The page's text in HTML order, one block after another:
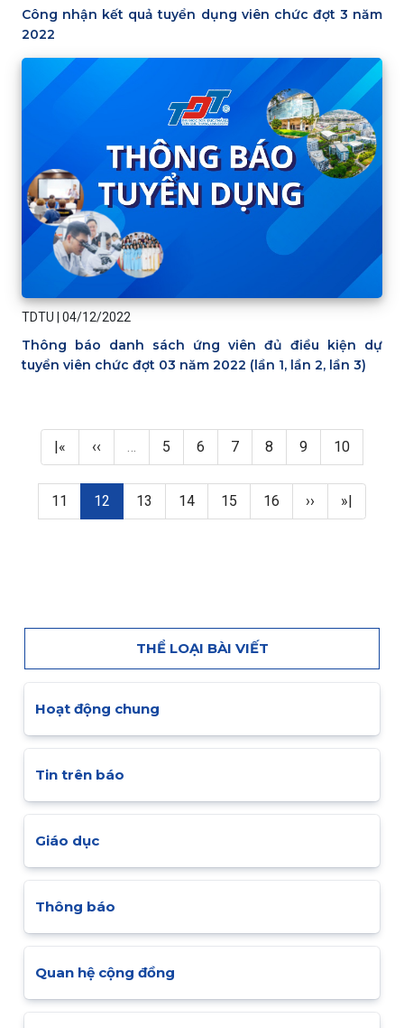
Công nhận kết quả tuyển dụng viên chức đợt 3 năm
2022
TDTU 04/12/2022
Thông báo danh sách ứng viên đủ điều kiện dự
tuyển viên chức đợt 03 năm 2022 (lần 1, lần 2, lần 3)
First page
|« Previous page
‹‹ … Page
5 Page
6 Page
7 Page
8 Page
9 Page
10
Page
11 Trang hiện thời
12 Page
13 Page
14 Page
15 Page
16 Next page
›› Last page
»|
THỂ LOẠI BÀI VIẾT
Hoạt động chung
Tin trên báo
Giáo dục
Thông báo
Quan hệ cộng đồng